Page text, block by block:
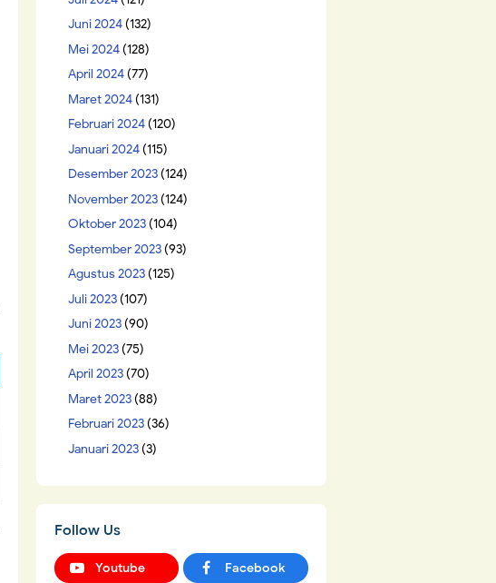
Juni 2024(132)
Mei 2024(128)
April 2024(77)
Maret 2024(131)
Februari 2024(120)
Januari 2024(115)
Desember 2023(124)
November 2023(124)
Oktober 2023(104)
September 2023(93)
Agustus 2023(125)
Juli 2023(107)
Juni 2023(90)
Mei 2023(75)
April 2023(70)
Maret 2023(88)
Februari 2023(36)
Januari 2023(3)
Follow Us
Youtube Facebook